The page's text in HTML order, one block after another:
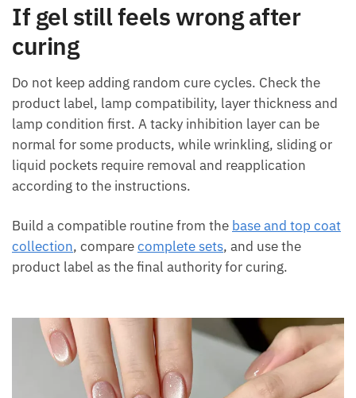
If gel still feels wrong after
curing
Do not keep adding random cure cycles. Check the
product label, lamp compatibility, layer thickness and
lamp condition first. A tacky inhibition layer can be
normal for some products, while wrinkling, sliding or
liquid pockets require removal and reapplication
according to the instructions.
Build a compatible routine from the base and top coat
collection, comparecomplete sets, and use the
product label as the final authority for curing.